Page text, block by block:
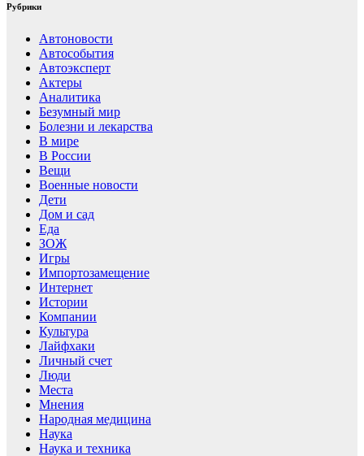
Рубрики
Автоновости
Автособытия
Автоэксперт
Актеры
Аналитика
Безумный мир
Болезни и лекарства
В мире
В России
Вещи
Военные новости
Дети
Дом и сад
Еда
ЗОЖ
Игры
Импортозамещение
Интернет
Истории
Компании
Культура
Лайфхаки
Личный счет
Люди
Места
Мнения
Народная медицина
Наука
Наука и техника